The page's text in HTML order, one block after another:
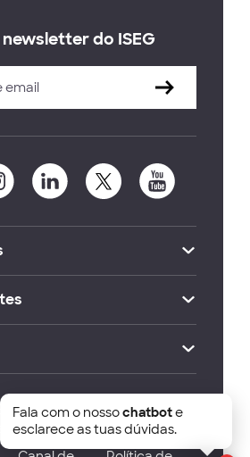
do ISEG
Lisbon School of Economics
2026
Fala com o nossochatbote
esclarece as tuas dúvidas.